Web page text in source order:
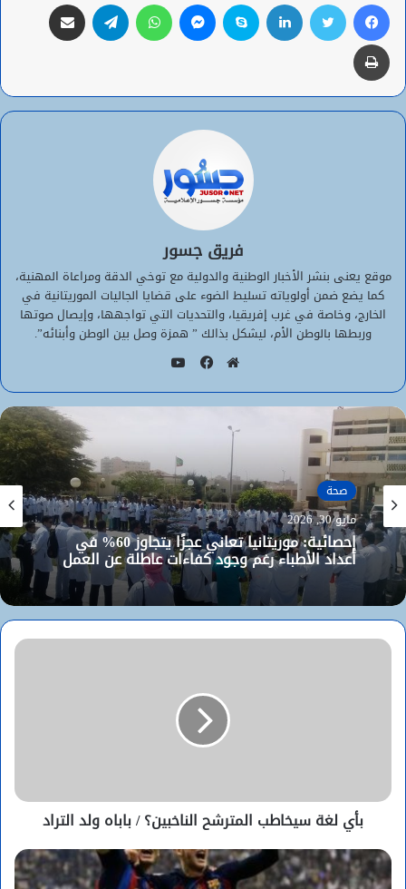
طباعة
فريق جسور
موقع يعنى بنشر الأخبار الوطنية والدولية مع توخي الدقة ومراعاة المهنية،
كما يضع ضمن أولوياته تسليط الضوء على قضايا الجاليات الموريتانية في
الخارج، وخاصة في غرب إفريقيا، والتحديات التي تواجهها، وإيصال صوتها
وربطها بالوطن الأم، ليشكل بذالك ” همزة وصل بين الوطن وأبنائه”.
الويب
صحة
مايو 30, 2026
إحصائية: موريتانيا تعاني عجزًا يتجاوز 60% في
أعداد الأطباء رغم وجود كفاءات عاطلة عن العمل
بأي لغة سيخاطب المترشح الناخبين؟ / باباه ولد التراد